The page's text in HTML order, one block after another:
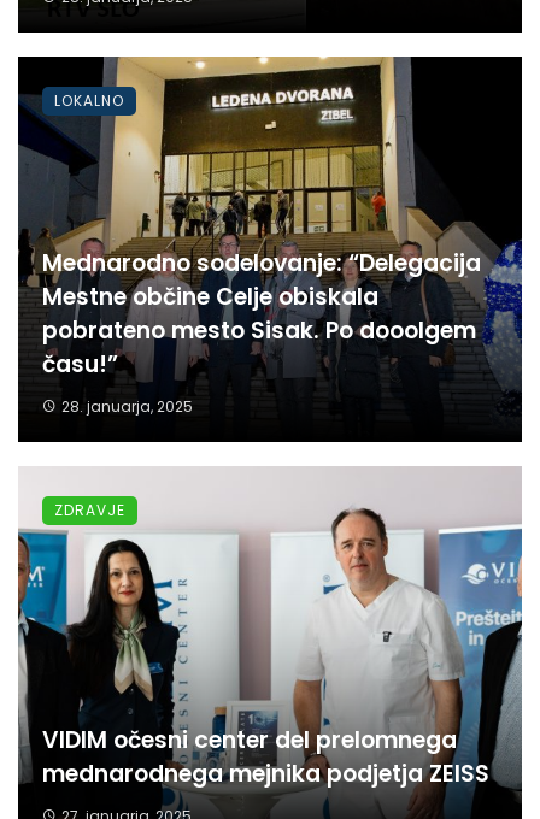
Mednarodno sodelovanje: “Delegacija
Mestne občine Celje obiskala
pobrateno mesto Sisak. Po dooolgem
času!”
28. januarja, 2025
LOKALNO
VIDIM očesni center del prelomnega
mednarodnega mejnika podjetja ZEISS
ZDRAVJE